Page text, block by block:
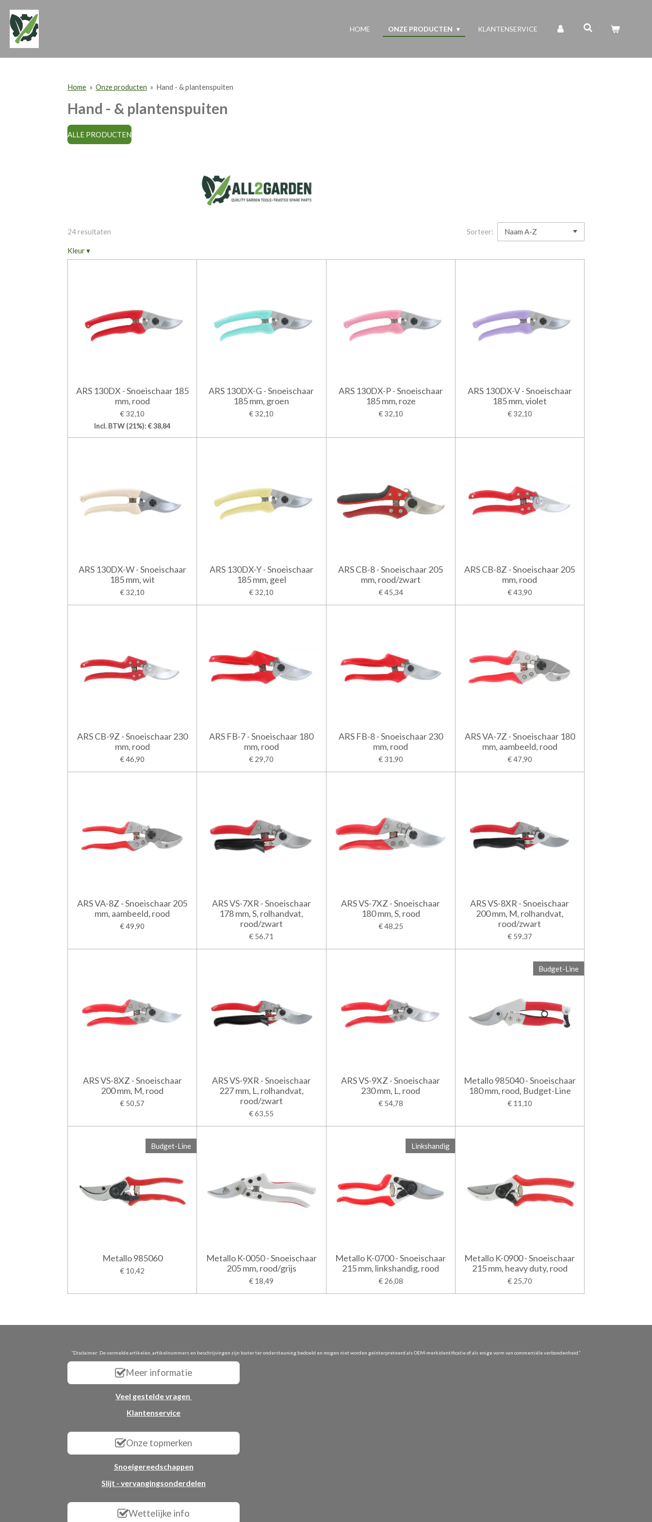
Ga
direct
naar
HOME ONZE PRODUCTEN KLANTENSERVICE
Home » Onze producten » Hand - & plantenspuiten
Hand - & plantenspuiten
ALLE PRODUCTEN
24 resultaten Sorteer:
Kleur▾
ARS 130DX - Snoeischaar 185
mm, rood
€ 32,10
Incl. BTW (21%): € 38,84
ARS 130DX-G - Snoeischaar
185 mm, groen
€ 32,10
ARS 130DX-P - Snoeischaar
185 mm, roze
€ 32,10
ARS 130DX-V - Snoeischaar
185 mm, violet
€ 32,10
ARS 130DX-W - Snoeischaar
185 mm, wit
€ 32,10
ARS 130DX-Y - Snoeischaar
185 mm, geel
€ 32,10
ARS CB-8 - Snoeischaar 205
mm, rood/zwart
€ 45,34
ARS CB-8Z - Snoeischaar 205
mm, rood
€ 43,90
ARS CB-9Z - Snoeischaar 230
mm, rood
€ 46,90
ARS FB-7 - Snoeischaar 180
mm, rood
€ 29,70
ARS FB-8 - Snoeischaar 230
mm, rood
€ 31,90
ARS VA-7Z - Snoeischaar 180
mm, aambeeld, rood
€ 47,90
ARS VA-8Z - Snoeischaar 205
mm, aambeeld, rood
€ 49,90
ARS VS-7XR - Snoeischaar
178 mm, S, rolhandvat,
rood/zwart
€ 56,71
ARS VS-7XZ - Snoeischaar
180 mm, S, rood
€ 48,25
ARS VS-8XR - Snoeischaar
200 mm, M, rolhandvat,
rood/zwart
€ 59,37
ARS VS-8XZ - Snoeischaar
200 mm, M, rood
€ 50,57
ARS VS-9XR - Snoeischaar
227 mm, L, rolhandvat,
rood/zwart
€ 63,55
ARS VS-9XZ - Snoeischaar
230 mm, L, rood
€ 54,78
Budget-Line
Metallo 985040 - Snoeischaar
180 mm, rood, Budget-Line
€ 11,10
Budget-Line
Metallo 985060
€ 10,42
Metallo K-0050 - Snoeischaar
205 mm, rood/grijs
€ 18,49
Linkshandig
Metallo K-0700 - Snoeischaar
215 mm, linkshandig, rood
€ 26,08
Metallo K-0900 - Snoeischaar
215 mm, heavy duty, rood
€ 25,70
“Disclaimer: De vermelde artikelen, artikelnummers en beschrijvingen zijn louter ter ondersteuning bedoeld en mogen niet worden geïnterpreteerd als OEM-merkidentificatie of als enige vorm van commerciële verbondenheid.”
Meer informatie
Veel gestelde vragen
Klantenservice
Onze topmerken
Snoeigereedschappen
Slijt - vervangingsonderdelen
Wettelijke info